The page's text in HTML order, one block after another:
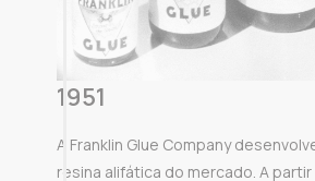
1951
A Franklin Glue Company
resina alifática do mercado. A